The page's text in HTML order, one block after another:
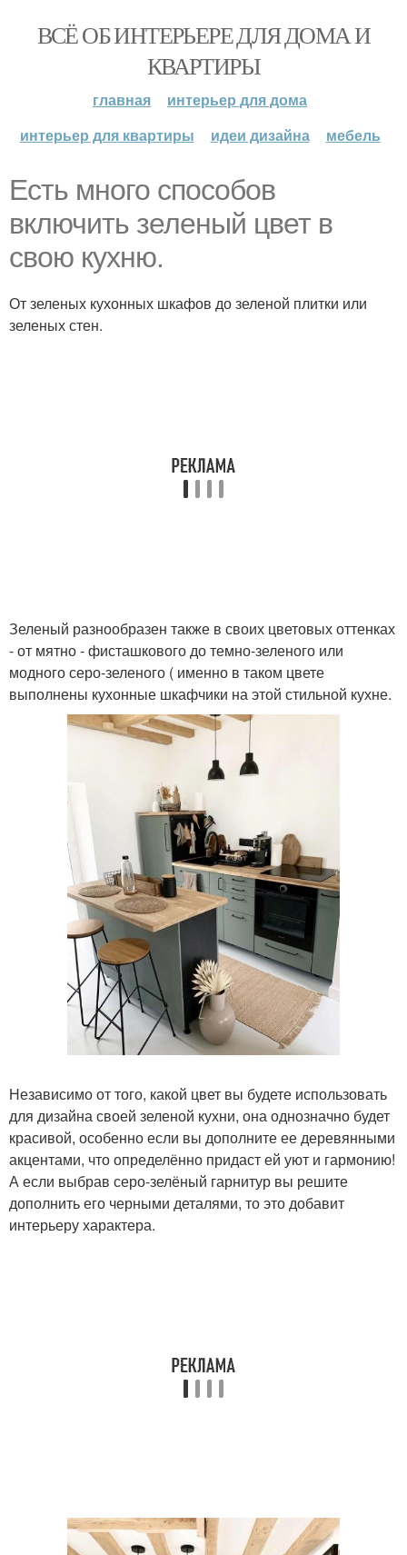
ВСЁ ОБ ИНТЕРЬЕРЕ ДЛЯ ДОМА И
КВАРТИРЫ
главная
интерьер для дома
интерьер для квартиры
идеи дизайна мебель
Есть много способов
включить зеленый цвет в
свою кухню.
От зеленых кухонных шкафов до зеленой плитки или
зеленых стен.
Зеленый разнообразен также в своих цветовых оттенках
- от мятно - фисташкового до темно-зеленого или
модного серо-зеленого ( именно в таком цвете
выполнены кухонные шкафчики на этой стильной кухне.
Независимо от того, какой цвет вы будете использовать
для дизайна своей зеленой кухни, она однозначно будет
красивой, особенно если вы дополните ее деревянными
акцентами, что определённо придаст ей уют и гармонию!
А если выбрав серо-зелёный гарнитур вы решите
дополнить его черными деталями, то это добавит
интерьеру характера.